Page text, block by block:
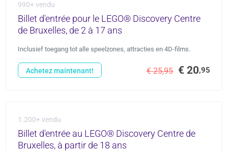
990+ vendu
Billet d'entrée pour le LEGO® Discovery Centre
de Bruxelles, de 2 à 17 ans
Inclusief toegang tot alle speelzones, attracties en 4D-films.
€ 25,95 € 20,95
Achetez maintenant!
1.200+ vendu
Billet d'entrée au LEGO® Discovery Centre de
Bruxelles, à partir de 18 ans